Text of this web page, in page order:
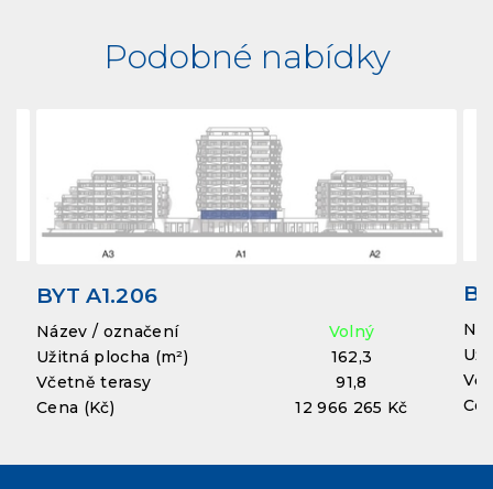
Podobné nabídky
BYT A1.206
Název / označení
Volný
Užitná plocha (m²)
162,3
Včetně terasy
91,8
Cena (Kč)
12 966 265 Kč